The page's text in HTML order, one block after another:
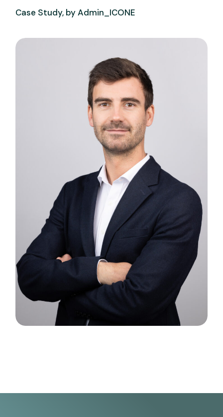
Case Study, byAdmin_ICONE